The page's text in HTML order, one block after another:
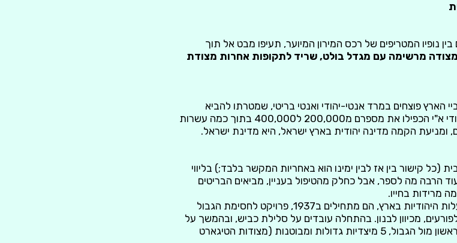
נופיו המטריפים של רכס המירון המיוער, תעיפו מבט אל תוך
מרשימה עם מגדל בולט, שריד לתקופות אחרות מצודת
כשערביי הארץ פוצחים במרד אנטי-יהודי ואנטי בריטי, שמטרתו להביא
להפסקת עלייה יהודית חופשית (לאחר שיהודי א"י הכפילו את מספרם מ200,000 ל400,000 בתוך כמה עשרות
ומניעת הקמה מדינה יהודית בארץ ישראל, היא מדינת ישראל.
קישור בין אז לבין ימינו הוא באחריות המקשר בלבד;) בליווי
עוד הרבה מה לספר, אבל כחלק מהטיפול בעניין, מביאים הבריטים
מרידות בחייו.
יחד עם טובי המוחות הבריטים, והידיים הפועלות היהודיות בארץ, הם מתחילים ב1937, פרויקט לחסימת הגבול
מכיוון לבנון. בהתחלה עובדים על סלילת כביש, ובהמשך על
הקמת גדר תיל. לצד הגדר, מקימים בקו הראשון מול הגבול, 5 מיצדיות גדולות ומבוטנות (מצודות הטיגארט